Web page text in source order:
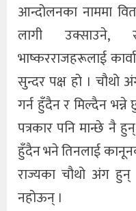
आन्दोलनका नाममा
लागी उक्साउने,
भाष्करराजहरूलाई
सुन्दर पक्ष हो । चौथो
गर्न हुँदैन र मिल्दैन
पत्रकार पनि मान्छे नै
हुँदैन भने तिनलाई
राज्यका चौथो अंग
नहोऊन् ।